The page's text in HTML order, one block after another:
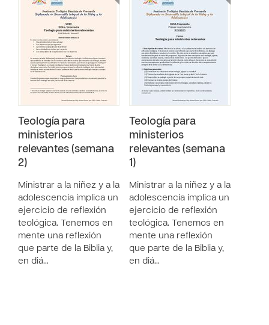
Teología para
ministerios
relevantes (semana
2)
Ministrar a la niñez y a la
adolescencia implica un
ejercicio de reflexión
teológica. Tenemos en
mente una reflexión
que parte de la Biblia y,
en diá…
Teología para
ministerios
relevantes (semana
1)
Ministrar a la niñez y a la
adolescencia implica un
ejercicio de reflexión
teológica. Tenemos en
mente una reflexión
que parte de la Biblia y,
en diá…